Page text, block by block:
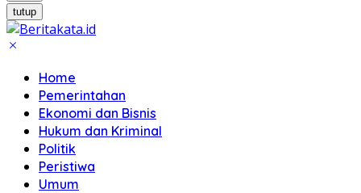
tutup
Home
Pemerintahan
Ekonomi dan Bisnis
Hukum dan Kriminal
Politik
Peristiwa
Umum